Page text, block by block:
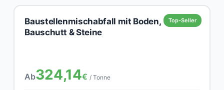
Top-Seller
Baustellenmischabfall mit Boden,
Bauschutt & Steine
Ab324,14€ / Tonne